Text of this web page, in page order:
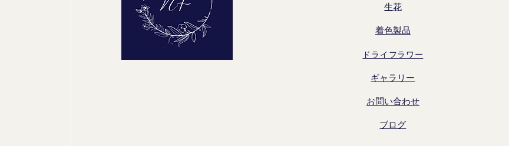
生花
着色製品
ドライフラワー
ギャラリー
お問い合わせ
ブログ